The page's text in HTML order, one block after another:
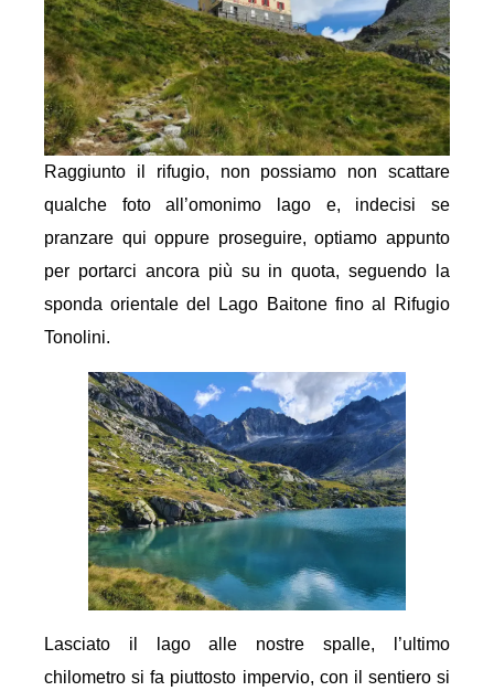
Raggiunto il rifugio, non possiamo non scattare
qualche foto all’omonimo lago e, indecisi se
pranzare qui oppure proseguire, optiamo appunto
per portarci ancora più su in quota, seguendo la
sponda orientale del Lago Baitone fino al Rifugio
Tonolini.
Lasciato il lago alle nostre spalle, l’ultimo
chilometro si fa piuttosto impervio, con il sentiero si